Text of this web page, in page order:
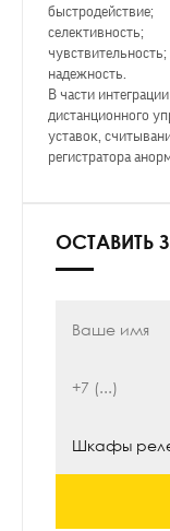
быстродействие;
селективность;
чувствительность;
надежность.
В части
дистанционного
уставок,
регистратора
ОСТАВИТЬ